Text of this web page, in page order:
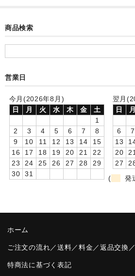
お絵かきギャラリー
卒園DVDアルバム
卒業記念品
音声入りフォトフレームクロック(集合)
音声入りフォトフレームクロック(校歌)
スポーツウォッチ
商品検索
営業日
今月(2026年8月)
日
月 火 水 木 金
土
1
2
3 4 5 6 7
8
9
10 11 12 13 14
15
16
17 18 19 20 21
22
23
24 25 26 27 28
29
30
31
翌月
日
月
6
7
13
20
27
(
発
ホーム
ご注文の流れ／送料／料金／返品交換
特商法に基づく表記